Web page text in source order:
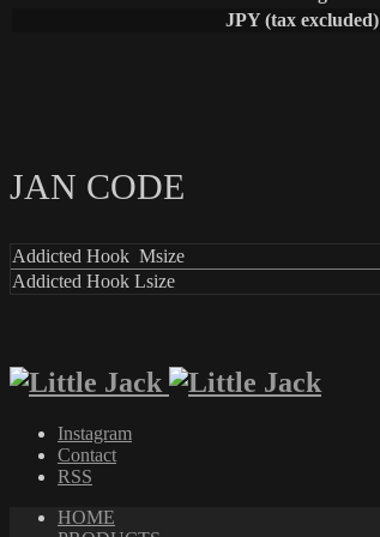
JPY (tax excluded)
JAN CODE
Addicted Hook Msize
Addicted Hook Lsize
Instagram
Contact
RSS
HOME